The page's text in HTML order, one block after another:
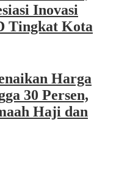
Inovasi
Tingkat Kota
Harga
30 Persen,
Haji dan